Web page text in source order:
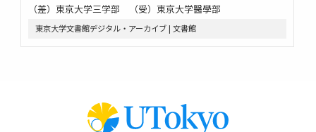
（差）東京大学三学部 （受）東京大学醫學部
東京大学文書館デジタル・アーカイブ | 文書館